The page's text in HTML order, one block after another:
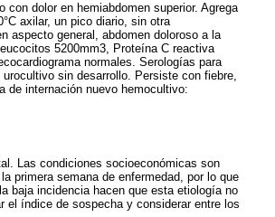
dolor en hemiabdomen superior. Agrega
axilar, un pico diario, sin otra
aspecto general, abdomen doloroso a la
5200mm3, Proteína C reactiva
normales. Serologías para
sin desarrollo. Persiste con fiebre,
de internación nuevo hemocultivo:
Las condiciones socioeconómicas son
primera semana de enfermedad, por lo que
baja incidencia hacen que esta etiología no
el índice de sospecha y considerar entre los